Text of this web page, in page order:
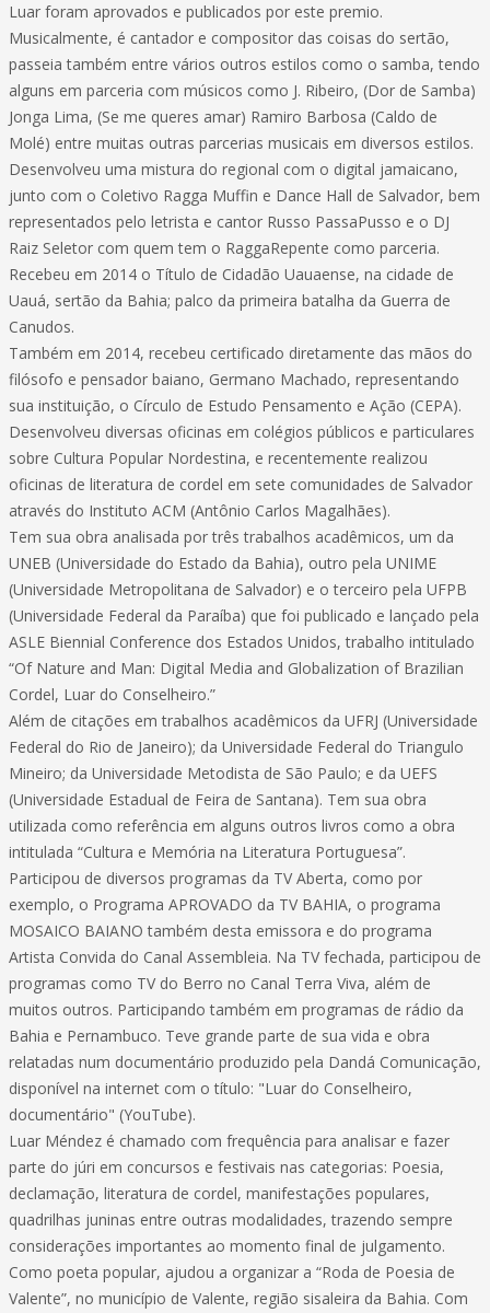
Luar foram aprovados e publicados por este premio.
Musicalmente, é cantador e compositor das coisas do sertão,
passeia também entre vários outros estilos como o samba, tendo
alguns em parceria com músicos como J. Ribeiro, (Dor de Samba)
Jonga Lima, (Se me queres amar) Ramiro Barbosa (Caldo de
Molé) entre muitas outras parcerias musicais em diversos estilos.
Desenvolveu uma mistura do regional com o digital jamaicano,
junto com o Coletivo Ragga Muffin e Dance Hall de Salvador, bem
representados pelo letrista e cantor Russo PassaPusso e o DJ
Raiz Seletor com quem tem o RaggaRepente como parceria.
Recebeu em 2014 o Título de Cidadão Uauaense, na cidade de
Uauá, sertão da Bahia; palco da primeira batalha da Guerra de
Canudos.
Também em 2014, recebeu certificado diretamente das mãos do
filósofo e pensador baiano, Germano Machado, representando
sua instituição, o Círculo de Estudo Pensamento e Ação (CEPA).
Desenvolveu diversas oficinas em colégios públicos e particulares
sobre Cultura Popular Nordestina, e recentemente realizou
oficinas de literatura de cordel em sete comunidades de Salvador
através do Instituto ACM (Antônio Carlos Magalhães).
Tem sua obra analisada por três trabalhos acadêmicos, um da
UNEB (Universidade do Estado da Bahia), outro pela UNIME
(Universidade Metropolitana de Salvador) e o terceiro pela UFPB
(Universidade Federal da Paraíba) que foi publicado e lançado pela
ASLE Biennial Conference dos Estados Unidos, trabalho intitulado
“Of Nature and Man: Digital Media and Globalization of Brazilian
Cordel, Luar do Conselheiro.”
Além de citações em trabalhos acadêmicos da UFRJ (Universidade
Federal do Rio de Janeiro); da Universidade Federal do Triangulo
Mineiro; da Universidade Metodista de São Paulo; e da UEFS
(Universidade Estadual de Feira de Santana). Tem sua obra
utilizada como referência em alguns outros livros como a obra
intitulada “Cultura e Memória na Literatura Portuguesa”.
Participou de diversos programas da TV Aberta, como por
exemplo, o Programa APROVADO da TV BAHIA, o programa
MOSAICO BAIANO também desta emissora e do programa
Artista Convida do Canal Assembleia. Na TV fechada, participou de
programas como TV do Berro no Canal Terra Viva, além de
muitos outros. Participando também em programas de rádio da
Bahia e Pernambuco. Teve grande parte de sua vida e obra
relatadas num documentário produzido pela Dandá Comunicação,
disponível na internet com o título: "Luar do Conselheiro,
documentário" (YouTube).
Luar Méndez é chamado com frequência para analisar e fazer
parte do júri em concursos e festivais nas categorias: Poesia,
declamação, literatura de cordel, manifestações populares,
quadrilhas juninas entre outras modalidades, trazendo sempre
considerações importantes ao momento final de julgamento.
Como poeta popular, ajudou a organizar a “Roda de Poesia de
Valente”, no município de Valente, região sisaleira da Bahia. Com